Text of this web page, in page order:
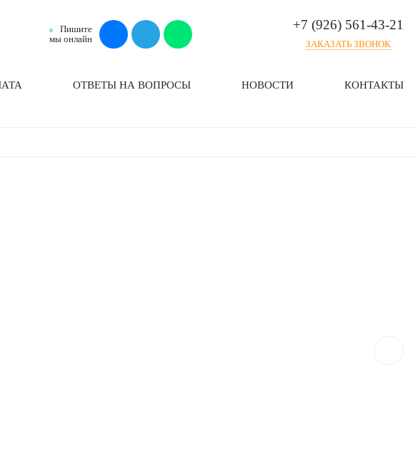
Пишите
мы онлайн
+7 (926) 561-43-21
ЗАКАЗАТЬ ЗВОНОК
ОТВЕТЫ НА ВОПРОСЫ НОВОСТИ КОНТАКТЫ